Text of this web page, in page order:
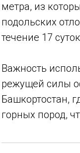
метра, из
подольских
течение 17
Важность
режущей силы
Башкортостан,
горных пород,